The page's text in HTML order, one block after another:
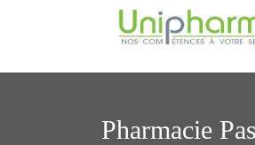
Pharmacie